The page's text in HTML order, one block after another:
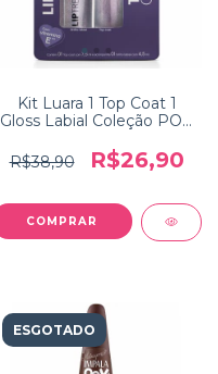
Kit Luara 1 Top Coat 1
Gloss Labial Coleção POV
R$38,90
R$26,90
ESGOTADO